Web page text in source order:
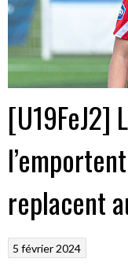
[U19FeJ2]
replacent
5 février 2024